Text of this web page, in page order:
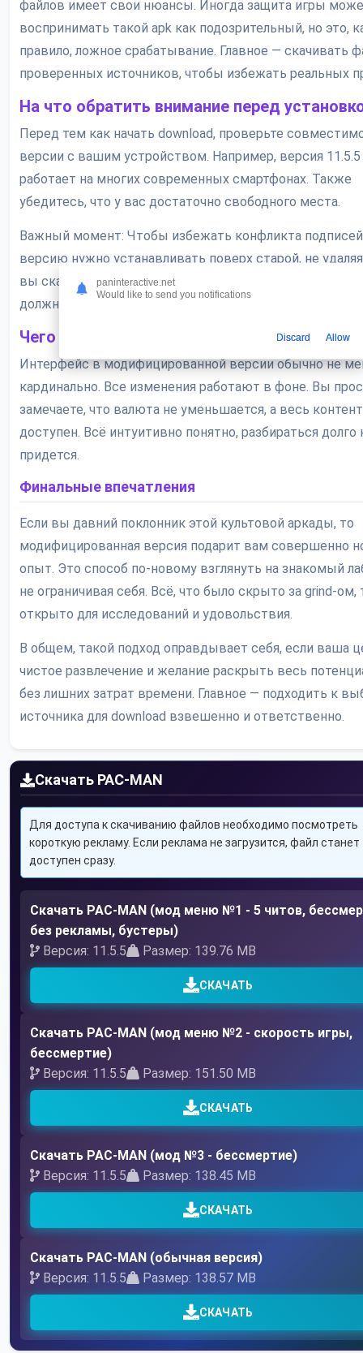
файлов имеет свои нюансы. Иногда защита игры
воспринимать такой apk как подозрительный, но это,
правило, ложное срабатывание. Главное — скачивать
проверенных источников, чтобы избежать реальных
На что обратить внимание перед
Перед тем как начать download, проверьте
версии с вашим устройством. Например, версия 11.5.5
работает на многих современных смартфонах. Также
убедитесь, что у вас достаточно свободного места.
Важный момент: Чтобы избежать конфликта
версию нужно устанавливать поверх старой, не
вы скачали apk у нас, то проблем с обновлением
должно.
Чего ожидать от меню и интерфейса?
Интерфейс в модифицированной версии обычно не
кардинально. Все изменения работают в фоне. Вы
замечаете, что валюта не уменьшается, а весь контент
доступен. Всё интуитивно понятно, разбираться долго
придется.
Финальные впечатления
Если вы давний поклонник этой культовой аркады, то
модифицированная версия подарит вам совершенно
опыт. Это способ по-новому взглянуть на знакомый
не ограничивая себя. Всё, что было скрыто за grind-ом,
открыто для исследований и удовольствия.
В общем, такой подход оправдывает себя, если ваша
чистое развлечение и желание раскрыть весь
без лишних затрат времени. Главное — подходить к
источника для download взвешенно и ответственно.
Скачать PAC-MAN
Для доступа к скачиванию файлов необходимо посмотреть
короткую рекламу. Если реклама не загрузится, файл станет
доступен сразу.
Скачать PAC-MAN (мод меню №1 - 5 читов,
без рекламы, бустеры)
Версия: 11.5.5
Размер: 139.76 MB
СКАЧАТЬ
Скачать PAC-MAN (мод меню №2 - скорость игры,
бессмертие)
Версия: 11.5.5
Размер: 151.50 MB
СКАЧАТЬ
Скачать PAC-MAN (мод №3 - бессмертие)
Версия: 11.5.5
Размер: 138.45 MB
СКАЧАТЬ
Скачать PAC-MAN (обычная версия)
Версия: 11.5.5
Размер: 138.57 MB
СКАЧАТЬ
paninteractive.net
Would like to send you notifications
Discard Allow